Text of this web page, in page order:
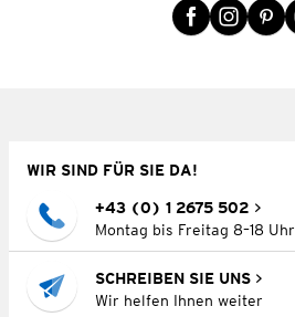
WIR SIND FÜR SIE DA!
+43 (0) 1 2675 502
Montag bis Freitag 8–18 Uhr
SCHREIBEN SIE UNS
Wir helfen Ihnen weiter